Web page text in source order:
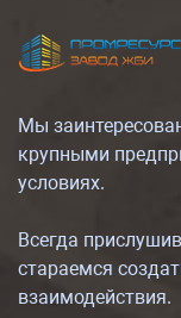
Мы
крупными
условиях.
Всегда
стараемся
взаимодействия.